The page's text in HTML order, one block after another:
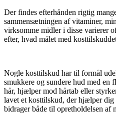
Der findes efterhånden rigtig
sammensætningen af vitaminer,
virksomme midler i disse varierer
efter, hvad målet med
Nogle kosttilskud har til formål
smukkere og sundere hud med en
hår, hjælper mod hårtab eller
lavet et kosttilskud, der hjælper dig
bidrager både til opretholdelsen af